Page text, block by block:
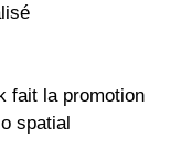
fait la promotion
spatial